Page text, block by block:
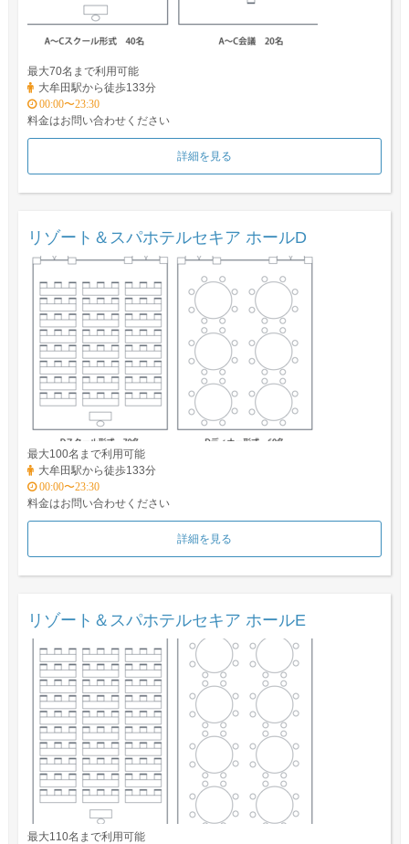
最大70名まで利用可能
大牟田駅から徒歩133分
00:00〜23:30
料金はお問い合わせください
詳細を見る
リゾート＆スパホテルセキア ホールD
最大100名まで利用可能
大牟田駅から徒歩133分
00:00〜23:30
料金はお問い合わせください
詳細を見る
リゾート＆スパホテルセキア ホールE
最大110名まで利用可能